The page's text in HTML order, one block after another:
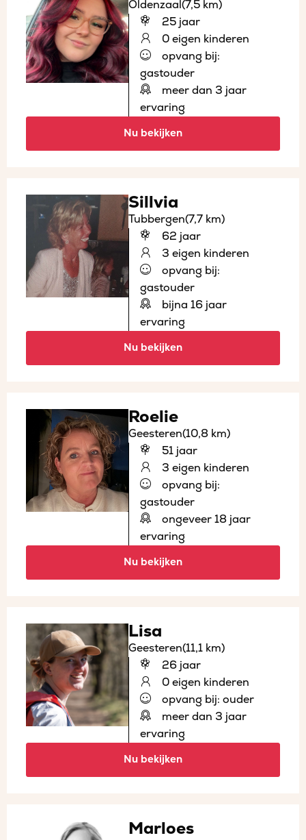
Oldenzaal(7,5 km)
25 jaar
0 eigen kinderen
opvang bij:
gastouder
meer dan 3 jaar
ervaring
Nu bekijken
Sillvia
Tubbergen(7,7 km)
62 jaar
3 eigen kinderen
opvang bij:
gastouder
bijna 16 jaar
ervaring
Nu bekijken
Roelie
Geesteren(10,8 km)
51 jaar
3 eigen kinderen
opvang bij:
gastouder
ongeveer 18 jaar
ervaring
Nu bekijken
Lisa
Geesteren(11,1 km)
26 jaar
0 eigen kinderen
opvang bij: ouder
meer dan 3 jaar
ervaring
Nu bekijken
Marloes